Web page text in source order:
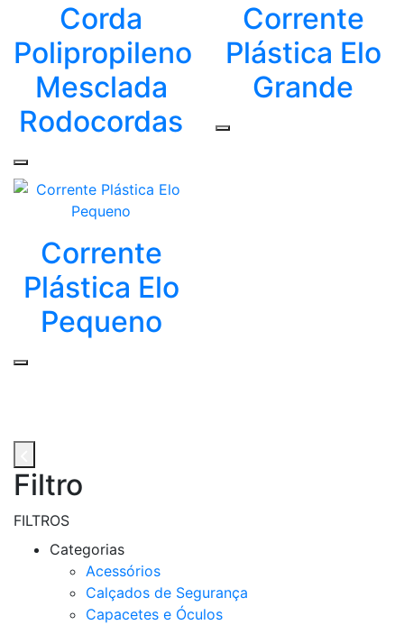
Corda
Polipropileno
Mesclada
Rodocordas
Corrente
Plástica Elo
Grande
Corrente
Plástica Elo
Pequeno
Filtro
FILTROS
Categorias
Acessórios
Calçados de Segurança
Capacetes e Óculos